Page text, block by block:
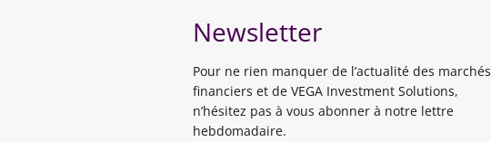
Newsletter
Pour ne rien manquer de l’actualité des marchés
financiers et de VEGA Investment Solutions,
n’hésitez pas à vous abonner à notre lettre
hebdomadaire.